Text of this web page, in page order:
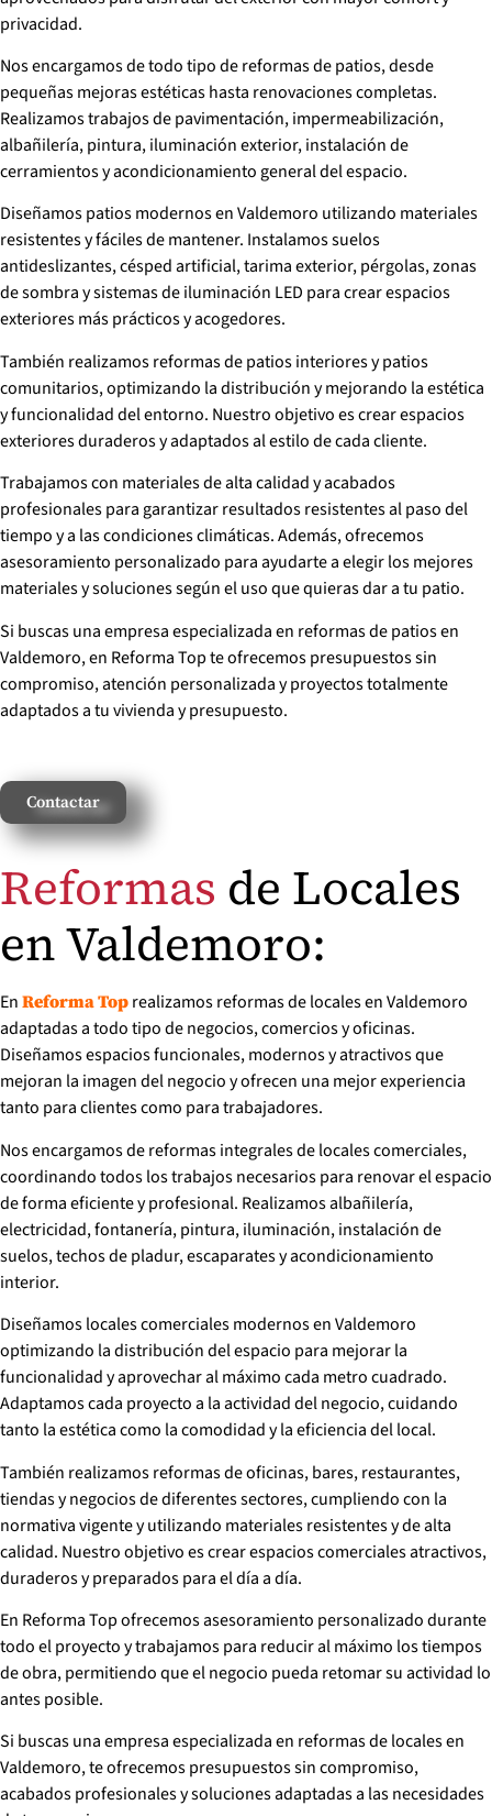
privacidad.
Nos encargamos de todo tipo de reformas de patios, desde
pequeñas mejoras estéticas hasta renovaciones completas.
Realizamos trabajos de pavimentación, impermeabilización,
albañilería, pintura, iluminación exterior, instalación de
cerramientos y acondicionamiento general del espacio.
Diseñamos patios modernos en Valdemoro utilizando materiales
resistentes y fáciles de mantener. Instalamos suelos
antideslizantes, césped artificial, tarima exterior, pérgolas, zonas
de sombra y sistemas de iluminación LED para crear espacios
exteriores más prácticos y acogedores.
También realizamos reformas de patios interiores y patios
comunitarios, optimizando la distribución y mejorando la estética
y funcionalidad del entorno. Nuestro objetivo es crear espacios
exteriores duraderos y adaptados al estilo de cada cliente.
Trabajamos con materiales de alta calidad y acabados
profesionales para garantizar resultados resistentes al paso del
tiempo y a las condiciones climáticas. Además, ofrecemos
asesoramiento personalizado para ayudarte a elegir los mejores
materiales y soluciones según el uso que quieras dar a tu patio.
Si buscas una empresa especializada en reformas de patios en
Valdemoro, en Reforma Top te ofrecemos presupuestos sin
compromiso, atención personalizada y proyectos totalmente
adaptados a tu vivienda y presupuesto.
Contactar
Reformas de Locales
en Valdemoro:
En Reforma Top realizamos reformas de locales en Valdemoro
adaptadas a todo tipo de negocios, comercios y oficinas.
Diseñamos espacios funcionales, modernos y atractivos que
mejoran la imagen del negocio y ofrecen una mejor experiencia
tanto para clientes como para trabajadores.
Nos encargamos de reformas integrales de locales comerciales,
coordinando todos los trabajos necesarios para renovar el espacio
de forma eficiente y profesional. Realizamos albañilería,
electricidad, fontanería, pintura, iluminación, instalación de
suelos, techos de pladur, escaparates y acondicionamiento
interior.
Diseñamos locales comerciales modernos en Valdemoro
optimizando la distribución del espacio para mejorar la
funcionalidad y aprovechar al máximo cada metro cuadrado.
Adaptamos cada proyecto a la actividad del negocio, cuidando
tanto la estética como la comodidad y la eficiencia del local.
También realizamos reformas de oficinas, bares, restaurantes,
tiendas y negocios de diferentes sectores, cumpliendo con la
normativa vigente y utilizando materiales resistentes y de alta
calidad. Nuestro objetivo es crear espacios comerciales atractivos,
duraderos y preparados para el día a día.
En Reforma Top ofrecemos asesoramiento personalizado durante
todo el proyecto y trabajamos para reducir al máximo los tiempos
de obra, permitiendo que el negocio pueda retomar su actividad lo
antes posible.
Si buscas una empresa especializada en reformas de locales en
Valdemoro, te ofrecemos presupuestos sin compromiso,
acabados profesionales y soluciones adaptadas a las necesidades